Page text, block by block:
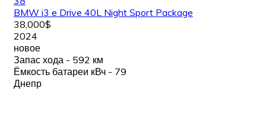
BMW i3 e Drive 40L Night Sport Package
38,000$
2024
новое
Запас хода - 592 км
Ёмкость батареи кВч - 79
Днепр